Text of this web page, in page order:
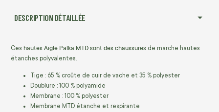
DESCRIPTION DÉTAILLÉE
Ces hautes Aigle Palka MTD sont des chaussures de marche hautes
étanches polyvalentes.
Tige : 65 % croûte de cuir de vache et 35 % polyester
Doublure : 100 % polyamide
Membrane : 100 % polyester
Membrane MTD étanche et respirante